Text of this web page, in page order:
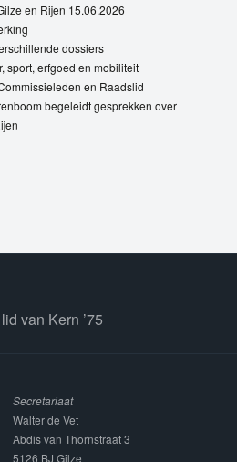
en Rijen 15.06.2026
dossiers
sport, erfgoed en mobiliteit
en Raadslid
begeleidt gesprekken over
van Kern ’75
Secretariaat
Walter de Vet
Abdis van Thornstraat 3
5126 BJ Gilze